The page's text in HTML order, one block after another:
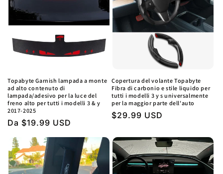
Topabyte Garnish lampada a monte
ad alto contenuto di
lampada/adesivo per la luce del
freno alto per tutti i modelli 3 & y
2017-2025
Prezzo
Da $19.99 USD
Copertura del volante Topabyte
Fibra di carbonio e stile liquido per
tutti i modelli 3 y s universalmente
per la maggior parte dell'auto
Prezzo
$29.99 USD